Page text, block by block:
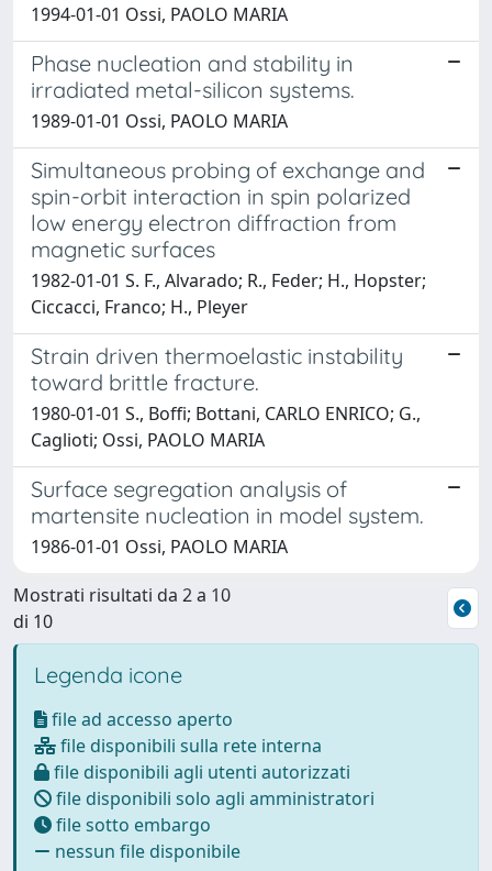
1994-01-01 Ossi, PAOLO MARIA
Phase nucleation and stability in
irradiated metal-silicon systems.
1989-01-01 Ossi, PAOLO MARIA
Simultaneous probing of exchange and
spin-orbit interaction in spin polarized
low energy electron diffraction from
magnetic surfaces
1982-01-01 S. F., Alvarado; R., Feder; H., Hopster;
Ciccacci, Franco; H., Pleyer
Strain driven thermoelastic instability
toward brittle fracture.
1980-01-01 S., Boffi; Bottani, CARLO ENRICO; G.,
Caglioti; Ossi, PAOLO MARIA
Surface segregation analysis of
martensite nucleation in model system.
1986-01-01 Ossi, PAOLO MARIA
Mostrati risultati da 2 a 10
di 10
Legenda icone
file ad accesso aperto
file disponibili sulla rete interna
file disponibili agli utenti autorizzati
file disponibili solo agli amministratori
file sotto embargo
nessun file disponibile